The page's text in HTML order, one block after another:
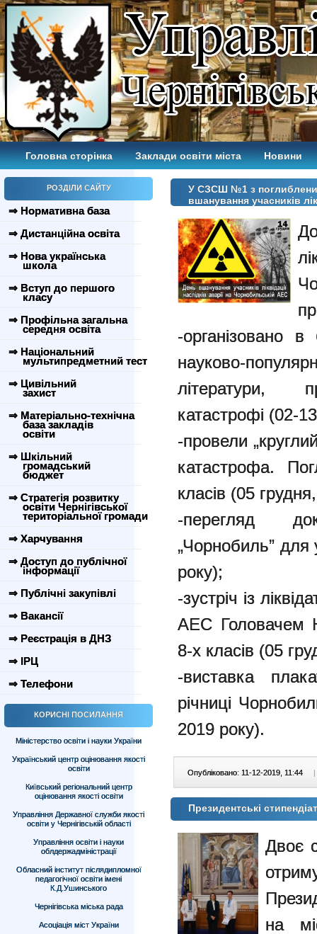
Головна сторінка Заклади освіти міста Новини
РОЗДІЛИ САЙТУ
⇒ Нормативна база
⇒ Дистанційна освіта
⇒ Нова українська
школа
⇒ Вступ до першого
класу
⇒ Профільна загальна
середня освіта
⇒ Національний
мультипредметний тест
⇒ Цивільний
захист
⇒ Матеріально-технічна
база закладів
освіти
⇒ Шкільний
громадський
бюджет
⇒ Стратегія розвитку
освіти Чернігівської
територіальної громади
⇒ Харчування
⇒ Доступ до публічної
інформації
⇒ Публічні закупівлі
⇒ Вакансії
⇒ Реєстрація в ДНЗ
⇒ ІРЦ
⇒ Телефони
КОРИСНІ ПОСИЛАННЯ
Міністерство освіти і науки України
Український центр оцінювання якості
освіти
Київський регіональний центр
оцінювання якості освіти
Управління Державної служби якості
освіти у Чернігівській області
Управління освіти і науки
облдержадміністрації
Обласний інститут післядипломної
педагогічної освіти імені
К.Д.Ушинського
Чернігівська міська рада
Асоціація міст України
У СЗCШ №1 з
вшанування учасників
-організовано в
науково-
літератури,
катастрофі (02-
-провели
катастрофа.
класів (05
-перегляд
„Чорнобиль” для
року);
-зустріч із
АЕС Головачем
8-х класів (05
-виставка
річниці
2019 року).
Опубліковано: 11-12-2019, 11:44 |
Президентські
Двоє
на